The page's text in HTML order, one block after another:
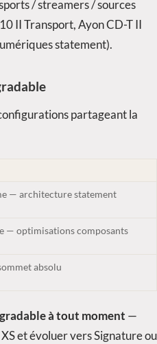
/ streamers / sources
II Transport, Ayon CD-T II
statement).
partageant la
— architecture statement
— optimisations composants
absolu
à tout moment —
et évoluer vers Signature ou